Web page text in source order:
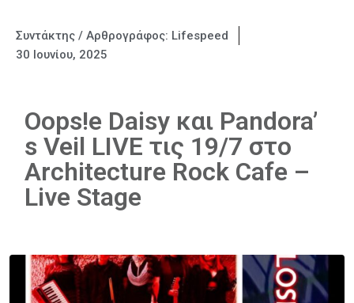
Συντάκτης / Αρθρογράφος: Lifespeed
30 Ιουνίου, 2025
Oops!e Daisy και Pandora’
s Veil LIVE τις 19/7 στο
Architecture Rock Cafe –
Live Stage